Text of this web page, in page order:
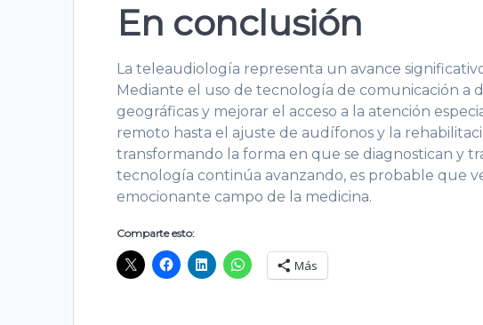
En conclusión
La teleaudiología representa un avance
Mediante el uso de tecnología de comunicación a
geográficas y mejorar el acceso a la atención
remoto hasta el ajuste de audífonos y la
transformando la forma en que se diagnostican y
tecnología continúa avanzando, es probable que
emocionante campo de la medicina.
Comparte esto:
Más